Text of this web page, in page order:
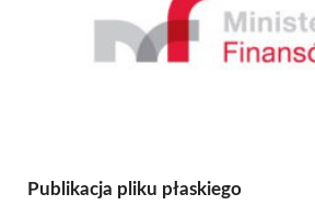
Publikacja pliku płaskiego